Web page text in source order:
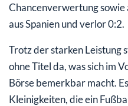
Chancenverwertung sowie
aus Spanien und verlor 0:2.
Trotz der starken Leistung
ohne Titel da, was sich im
Börse bemerkbar macht.
Kleinigkeiten, die ein